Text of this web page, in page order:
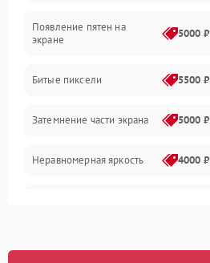
Сигнал и приём каналов
Механические повреждения
Программное обеспечение
Появление пятен на
экране
5000 ₽
Битые пиксели 5500 ₽
Затемнение части экрана 5000 ₽
Неравномерная яркость 4000 ₽